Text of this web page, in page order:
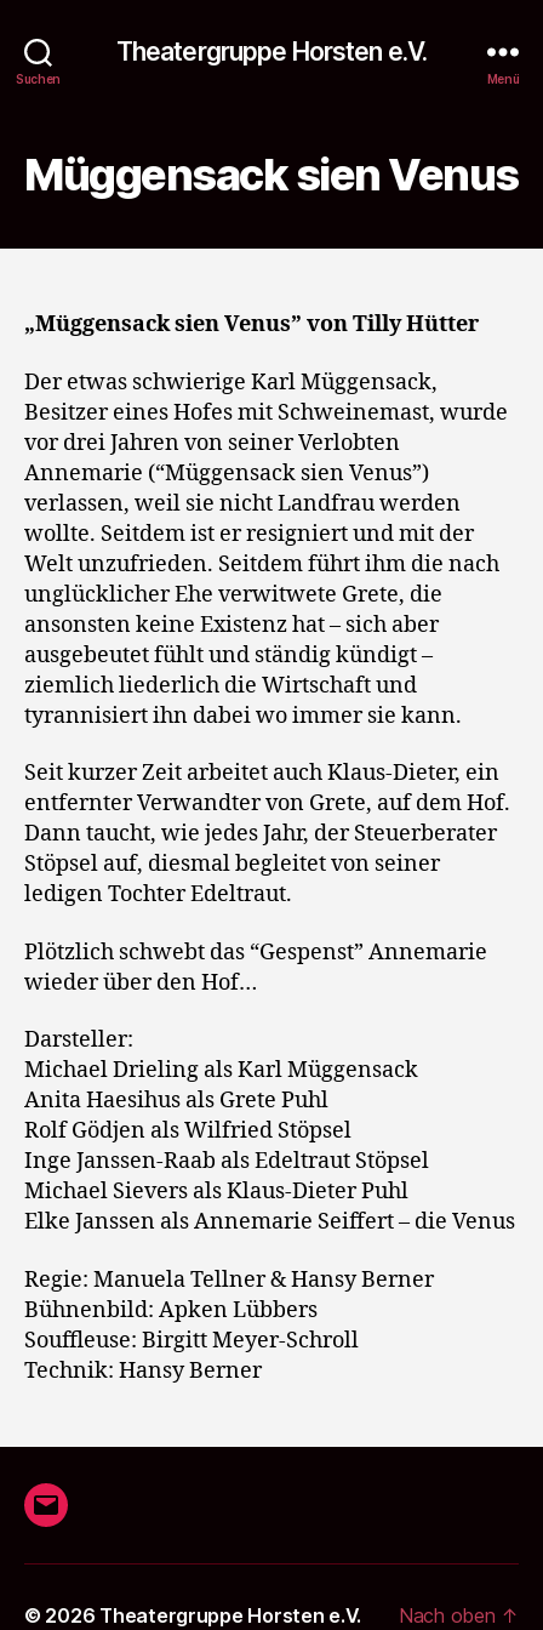
Suchen
Theatergruppe Horsten e.V.
Menü
Müggensack sien Venus
„Müggensack sien Venus” von Tilly Hütter
Der etwas schwierige Karl Müggensack,
Besitzer eines Hofes mit Schweinemast, wurde
vor drei Jahren von seiner Verlobten
Annemarie (“Müggensack sien Venus”)
verlassen, weil sie nicht Landfrau werden
wollte. Seitdem ist er resigniert und mit der
Welt unzufrieden. Seitdem führt ihm die nach
unglücklicher Ehe verwitwete Grete, die
ansonsten keine Existenz hat – sich aber
ausgebeutet fühlt und ständig kündigt –
ziemlich liederlich die Wirtschaft und
tyrannisiert ihn dabei wo immer sie kann.
Seit kurzer Zeit arbeitet auch Klaus-Dieter, ein
entfernter Verwandter von Grete, auf dem Hof.
Dann taucht, wie jedes Jahr, der Steuerberater
Stöpsel auf, diesmal begleitet von seiner
ledigen Tochter Edeltraut.
Plötzlich schwebt das “Gespenst” Annemarie
wieder über den Hof…
Darsteller:
Michael Drieling als Karl Müggensack
Anita Haesihus als Grete Puhl
Rolf Gödjen als Wilfried Stöpsel
Inge Janssen-Raab als Edeltraut Stöpsel
Michael Sievers als Klaus-Dieter Puhl
Elke Janssen als Annemarie Seiffert – die Venus
Regie: Manuela Tellner & Hansy Berner
Bühnenbild: Apken Lübbers
Souffleuse: Birgitt Meyer-Schroll
Technik: Hansy Berner
E-
© 2026 Theatergruppe Horsten e.V. Nach oben ↑